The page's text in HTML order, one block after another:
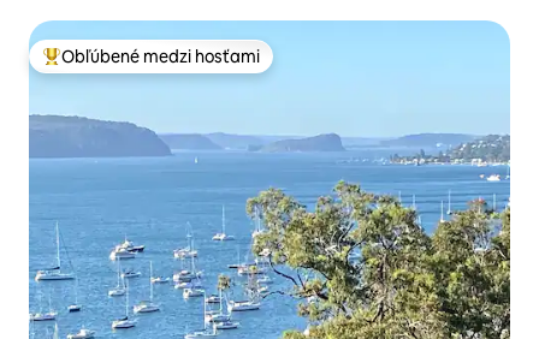
Najobľúbenejšie medzi hosťami
Obľúbené medzi hosťami